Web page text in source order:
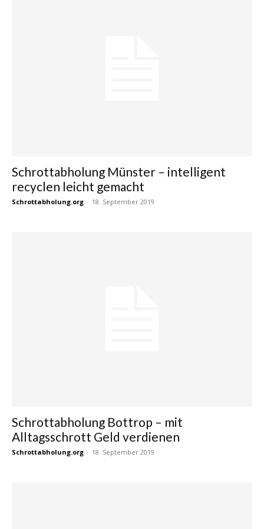
Schrottabholung Münster – intelligent
recyclen leicht gemacht
Schrottabholung.org - 18. September 2019
Schrottabholung Bottrop – mit
Alltagsschrott Geld verdienen
Schrottabholung.org - 18. September 2019